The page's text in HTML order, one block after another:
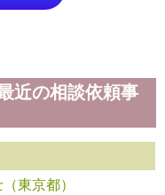
近の相談依頼事
東京都）